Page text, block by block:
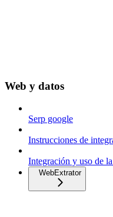
Web y datos
Serp google
Instrucciones de
Integración y uso de
WebExtrator